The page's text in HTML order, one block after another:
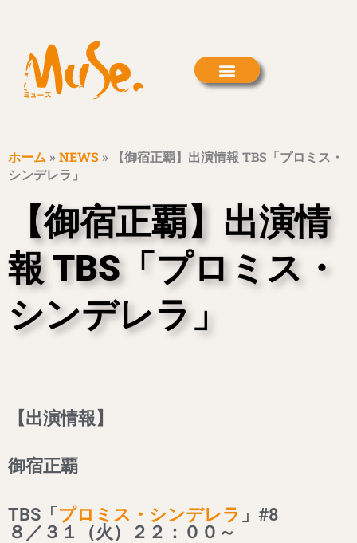
ホーム » NEWS »
【御宿正覇】出演情報 TBS「プロミス・
シンデレラ」
【御宿正覇】出演情
報 TBS「プロミス・
シンデレラ」
【出演情報】
御宿正覇
TBS「 プロミス・シンデレラ 」#8
８／３１（火）２２：００～